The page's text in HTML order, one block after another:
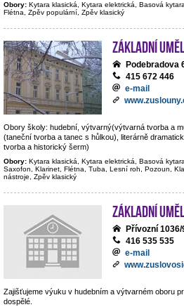
Obory: Kytara klasická, Kytara elektrická, Basová
Flétna, Zpěv populární, Zpěv klasický
Základní
Podebradova
415 672 446
e-mail
Obory školy: hudební, výtvarný(výtvarná tvorba a
(taneční tvorba a tanec s hůlkou), literárně
tvorba a historický šerm)
Obory: Kytara klasická, Kytara elektrická, Basová
Saxofon, Klarinet, Flétna, Tuba, Lesní roh, Pozoun,
nástroje, Zpěv klasický
Základní
Přívozní 1036/
416 535 535
e-mail
Zajišťujeme výuku v hudebním a výtvarném oboru
dospělé.